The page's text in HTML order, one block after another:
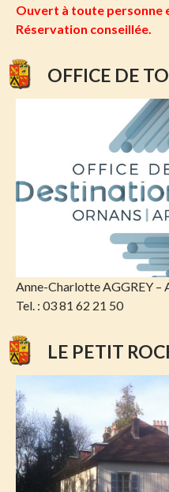
Ouvert à toute personne
Réservation conseillée.
OFFICE DE
Anne-Charlotte AGGREY –
Tel. : 03 81 62 21 50
LE PETIT